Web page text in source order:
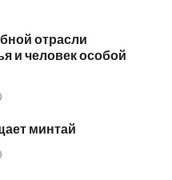
отрасли
и человек особой
минтай